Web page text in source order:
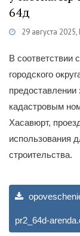
64д
29 августа
В соответствии
городского
кадастровым
Хасавюрт,
использования
строительства.
pr2_64d-